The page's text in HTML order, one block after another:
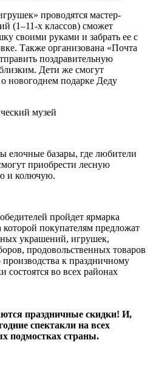
проводятся мастер-
(1–11-х классов) сможет
своими руками и забрать ее с
Также организована «Почта
поздравительную
Дети же смогут
новогоднем подарке Деду
музей
елочные базары, где любители
приобрести лесную
и колючую.
пройдет ярмарка
покупателям предложат
украшений, игрушек,
продовольственных товаров
к праздничному
состоятся во всех районах
праздничные скидки! И,
спектакли на всех
подмостках страны.